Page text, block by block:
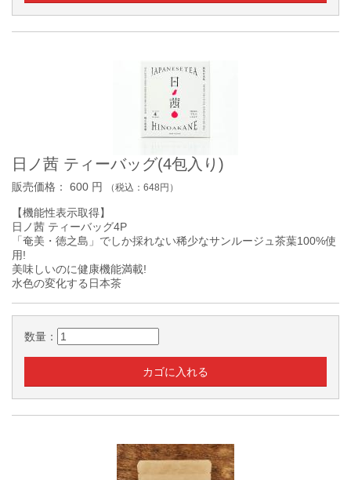
日ノ茜 ティーバッグ(4包入り)
販売価格： 600 円 （税込： 648 円）
【機能性表示取得】
日ノ茜 ティーバッグ4P
「奄美・徳之島」でしか採れない稀少なサンルージュ茶葉100%使
用!
美味しいのに健康機能満載!
水色の変化する日本茶
数量：